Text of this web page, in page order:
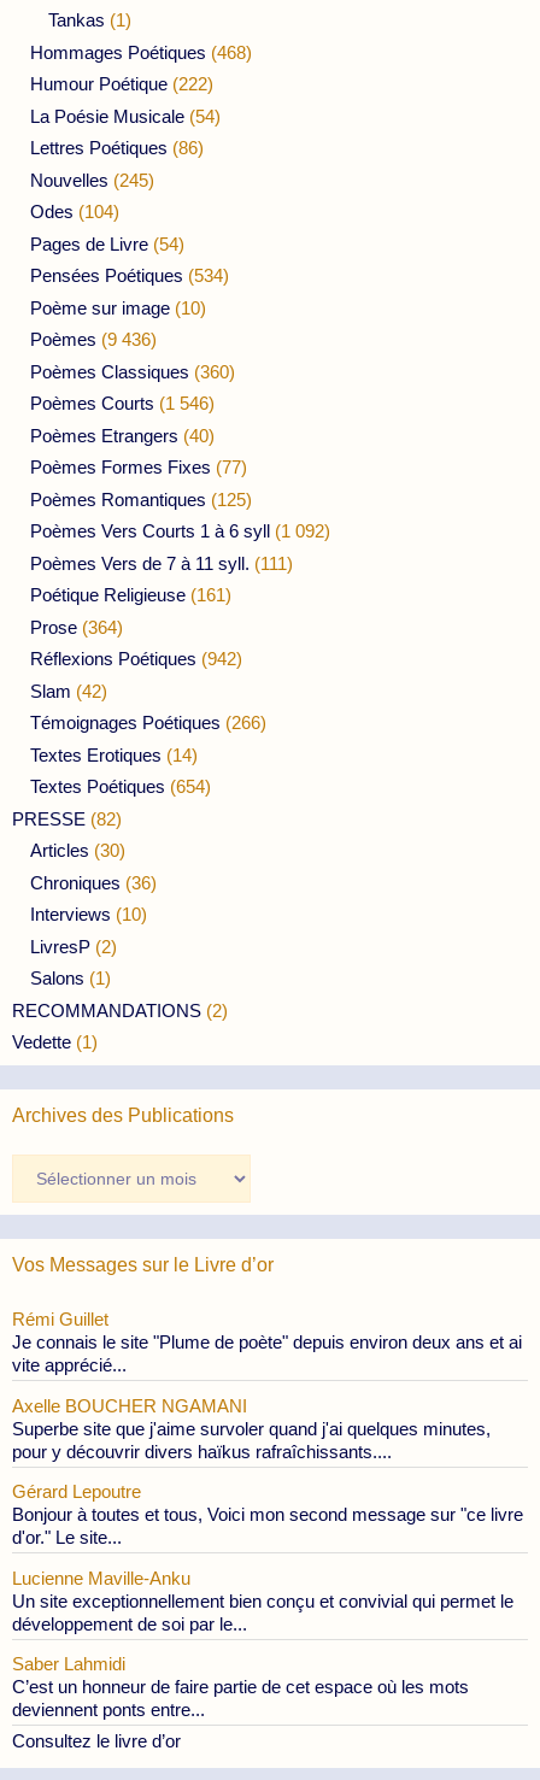
Tankas (1)
Hommages Poétiques (468)
Humour Poétique (222)
La Poésie Musicale (54)
Lettres Poétiques (86)
Nouvelles (245)
Odes (104)
Pages de Livre (54)
Pensées Poétiques (534)
Poème sur image (10)
Poèmes (9 436)
Poèmes Classiques (360)
Poèmes Courts (1 546)
Poèmes Etrangers (40)
Poèmes Formes Fixes (77)
Poèmes Romantiques (125)
Poèmes Vers Courts 1 à 6 syll (1 092)
Poèmes Vers de 7 à 11 syll. (111)
Poétique Religieuse (161)
Prose (364)
Réflexions Poétiques (942)
Slam (42)
Témoignages Poétiques (266)
Textes Erotiques (14)
Textes Poétiques (654)
PRESSE (82)
Articles (30)
Chroniques (36)
Interviews (10)
LivresP (2)
Salons (1)
RECOMMANDATIONS (2)
Vedette (1)
Archives des Publications
des
Publications
Vos Messages sur le Livre d’or
Rémi Guillet
Je connais le site "Plume de poète" depuis environ deux ans et ai
vite apprécié...
Axelle BOUCHER NGAMANI
Superbe site que j'aime survoler quand j'ai quelques minutes,
pour y découvrir divers haïkus rafraîchissants....
Gérard Lepoutre
Bonjour à toutes et tous, Voici mon second message sur "ce livre
d'or." Le site...
Lucienne Maville-Anku
Un site exceptionnellement bien conçu et convivial qui permet le
développement de soi par le...
Saber Lahmidi
C’est un honneur de faire partie de cet espace où les mots
deviennent ponts entre...
Consultez le livre d’or